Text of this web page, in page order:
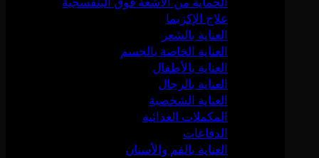
علاج الإكزيما
العناية بالشعر
العناية الخاصة بالجسم
العناية بالأطفال
العناية بالرجال
العناية الشخصية
المكملات الغذائية
الدفاعات
العناية بالفم والأسنان